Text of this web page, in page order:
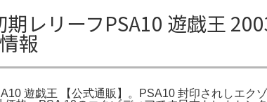
レリーフPSA10 遊戯王
報
遊戯王 【公式通販】。PSA10 封印されしエク